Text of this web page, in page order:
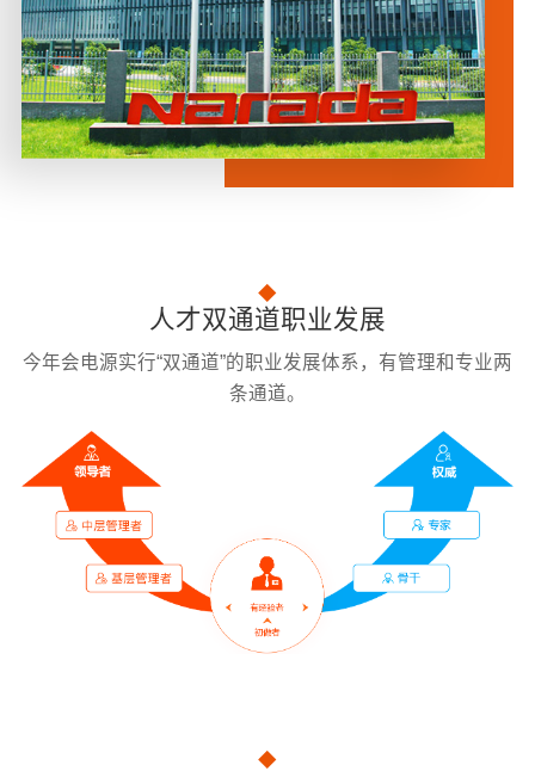
人才双通道职业发展
今年会电源实行“双通道”的职业发展体系，有管理和专业两
条通道。